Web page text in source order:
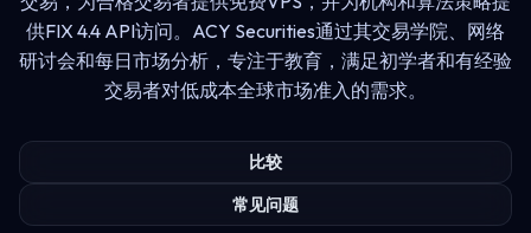
供FIX 4.4 API访问。ACY Securities通过其交易学院、网络
研讨会和每日市场分析，专注于教育，满足初学者和有经验
交易者对低成本全球市场准入的需求。
比较
常见问题